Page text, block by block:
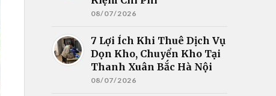
08/07/2026
7 Lợi Ích Khi Thuê Dịch Vụ
Dọn Kho, Chuyển Kho Tại
Thanh Xuân Bắc Hà Nội
08/07/2026